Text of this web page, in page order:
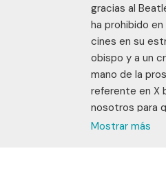
gracias al
ha prohibido
cines en su
obispo y a un
mano de la
referente en X
nosotros para
redescubrir
Mostrar más